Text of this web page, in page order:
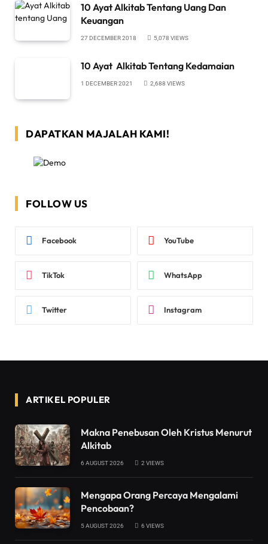
10 Ayat Alkitab Tentang Uang Dan
Keuangan
27 DECEMBER 2018 5,078 VIEWS
10 Ayat Alkitab Tentang Kedamaian
1 DECEMBER 2021 2,688 VIEWS
DAPATKAN MAJALAH KAMI!
FOLLOW US
Facebook YouTube
TikTok WhatsApp
Twitter Instagram
ARTIKEL POPULER
Makna Penebusan Oleh Kristus Menurut
Alkitab
6 AUGUST 2026 2 VIEWS
Mengapa Orang Percaya Mengalami
Pencobaan?
5 AUGUST 2026 6 VIEWS